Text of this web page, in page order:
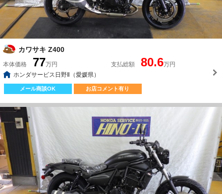
カワサキ Z400
本体価格 77万円 支払総額 80.6万円
ホンダサービス日野Ⅱ（愛媛県）
メール商談OK お店コメント有り